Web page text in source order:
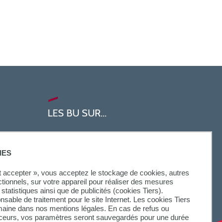
accepter », vous acceptez le stockage de cookies, autres
sur votre appareil pour réaliser des mesures
ainsi que de publicités (cookies Tiers).
de traitement pour le site Internet. Les cookies Tiers
dans nos mentions légales. En cas de refus ou
vos paramètres seront sauvegardés pour une durée
LES BU SUR...